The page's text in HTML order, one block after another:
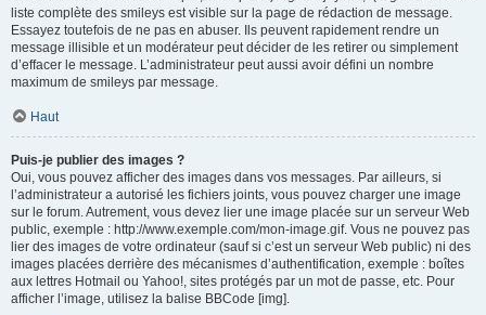
liste complète des smileys est visible sur la page de rédaction de message.
Essayez toutefois de ne pas en abuser. Ils peuvent rapidement rendre un
message illisible et un modérateur peut décider de les retirer ou simplement
d’effacer le message. L’administrateur peut aussi avoir défini un nombre
maximum de smileys par message.
Haut
Puis-je publier des images ?
Oui, vous pouvez afficher des images dans vos messages. Par ailleurs, si
l’administrateur a autorisé les fichiers joints, vous pouvez charger une image
sur le forum. Autrement, vous devez lier une image placée sur un serveur Web
public, exemple : http://www.exemple.com/mon-image.gif. Vous ne pouvez pas
lier des images de votre ordinateur (sauf si c’est un serveur Web public) ni des
images placées derrière des mécanismes d’authentification, exemple : boîtes
aux lettres Hotmail ou Yahoo!, sites protégés par un mot de passe, etc. Pour
afficher l’image, utilisez la balise BBCode [img].